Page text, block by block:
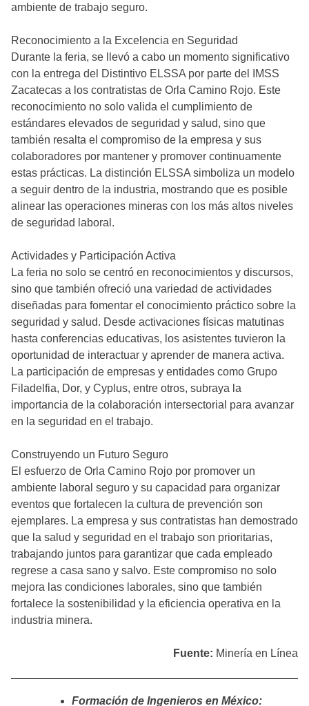
ambiente de trabajo seguro.
Reconocimiento a la Excelencia en Seguridad
Durante la feria, se llevó a cabo un momento significativo
con la entrega del Distintivo ELSSA por parte del IMSS
Zacatecas a los contratistas de Orla Camino Rojo. Este
reconocimiento no solo valida el cumplimiento de
estándares elevados de seguridad y salud, sino que
también resalta el compromiso de la empresa y sus
colaboradores por mantener y promover continuamente
estas prácticas. La distinción ELSSA simboliza un modelo
a seguir dentro de la industria, mostrando que es posible
alinear las operaciones mineras con los más altos niveles
de seguridad laboral.
Actividades y Participación Activa
La feria no solo se centró en reconocimientos y discursos,
sino que también ofreció una variedad de actividades
diseñadas para fomentar el conocimiento práctico sobre la
seguridad y salud. Desde activaciones físicas matutinas
hasta conferencias educativas, los asistentes tuvieron la
oportunidad de interactuar y aprender de manera activa.
La participación de empresas y entidades como Grupo
Filadelfia, Dor, y Cyplus, entre otros, subraya la
importancia de la colaboración intersectorial para avanzar
en la seguridad en el trabajo.
Construyendo un Futuro Seguro
El esfuerzo de Orla Camino Rojo por promover un
ambiente laboral seguro y su capacidad para organizar
eventos que fortalecen la cultura de prevención son
ejemplares. La empresa y sus contratistas han demostrado
que la salud y seguridad en el trabajo son prioritarias,
trabajando juntos para garantizar que cada empleado
regrese a casa sano y salvo. Este compromiso no solo
mejora las condiciones laborales, sino que también
fortalece la sostenibilidad y la eficiencia operativa en la
industria minera.
Fuente: Minería en Línea
Formación de Ingenieros en México: